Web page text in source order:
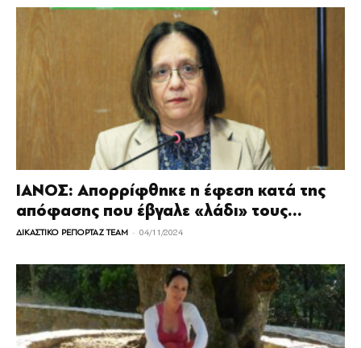
ΙΑΝΟΣ: Απορρίφθηκε η έφεση κατά της
απόφασης που έβγαλε «λάδι» τους...
ΔΙΚΑΣΤΙΚΟ ΡΕΠΟΡΤΑΖ TEAM - 04/11/2024